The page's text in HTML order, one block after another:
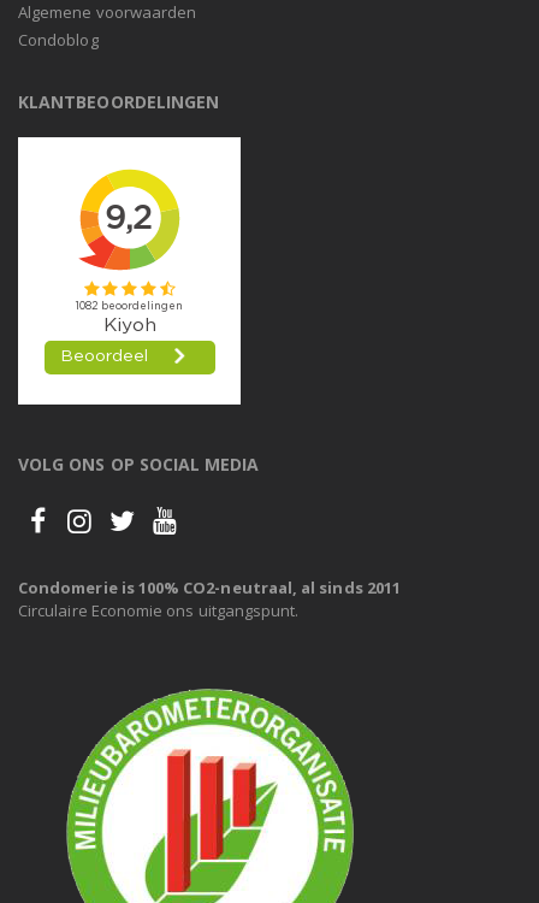
Algemene voorwaarden
Condoblog
KLANTBEOORDELINGEN
VOLG ONS OP SOCIAL MEDIA
Condomerie is 100% CO2-neutraal, al sinds 2011
Circulaire Economie ons uitgangspunt.